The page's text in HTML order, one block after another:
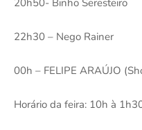
22h30 – Nego Rainer
00h – FELIPE ARAÚJO
Horário da feira: 10h à